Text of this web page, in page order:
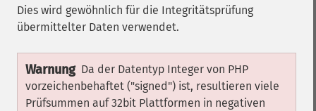
Dies wird gewöhnlich für die Integritätsprüfung
übermittelter Daten verwendet.
Warnung Da der Datentyp Integer von PHP
vorzeichenbehaftet ("signed") ist, resultieren viele
Prüfsummen auf 32bit Plattformen in negativen